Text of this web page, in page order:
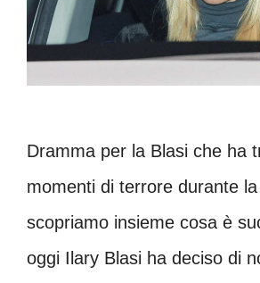
Dramma per la Blasi che ha
momenti di terrore durante
scopriamo insieme cosa è
oggi Ilary Blasi ha deciso di